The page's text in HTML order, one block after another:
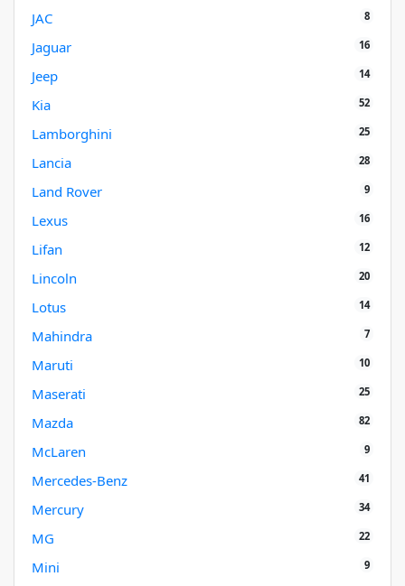
JAC 8
Jaguar 16
Jeep 14
Kia 52
Lamborghini 25
Lancia 28
Land Rover 9
Lexus 16
Lifan 12
Lincoln 20
Lotus 14
Mahindra 7
Maruti 10
Maserati 25
Mazda 82
McLaren 9
Mercedes-Benz 41
Mercury 34
MG 22
Mini 9